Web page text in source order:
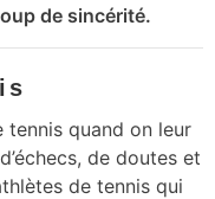
de sincérité.
quand on leur
de doutes et
de tennis qui